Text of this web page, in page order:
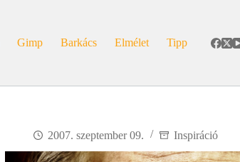
Gimp Barkács Elmélet Tipp
2007. szeptember 09. Inspiráció